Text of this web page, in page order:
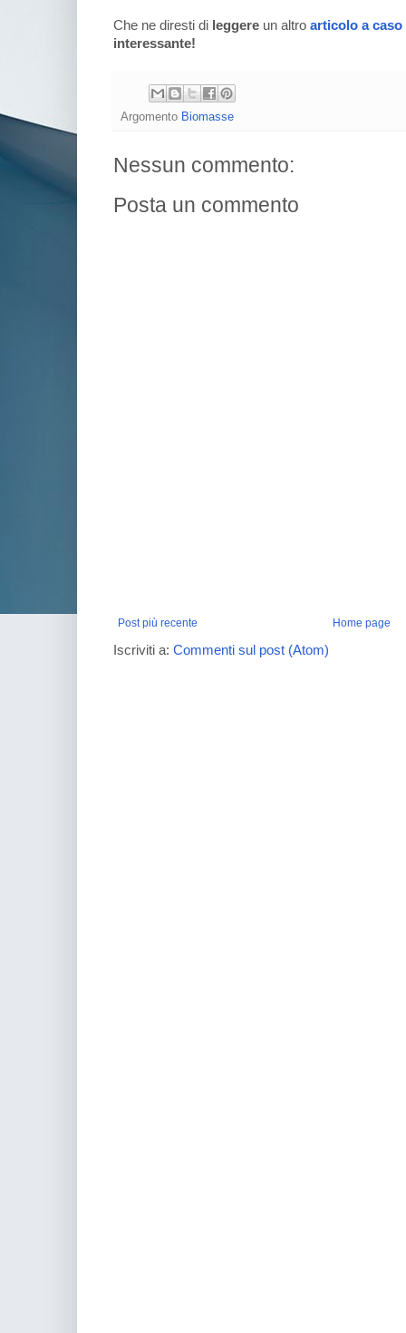
Che ne diresti di leggere un altro articolo a caso
interessante!
Argomento Biomasse
Nessun commento:
Posta un commento
Post più recente Home page
Iscriviti a: Commenti sul post (Atom)